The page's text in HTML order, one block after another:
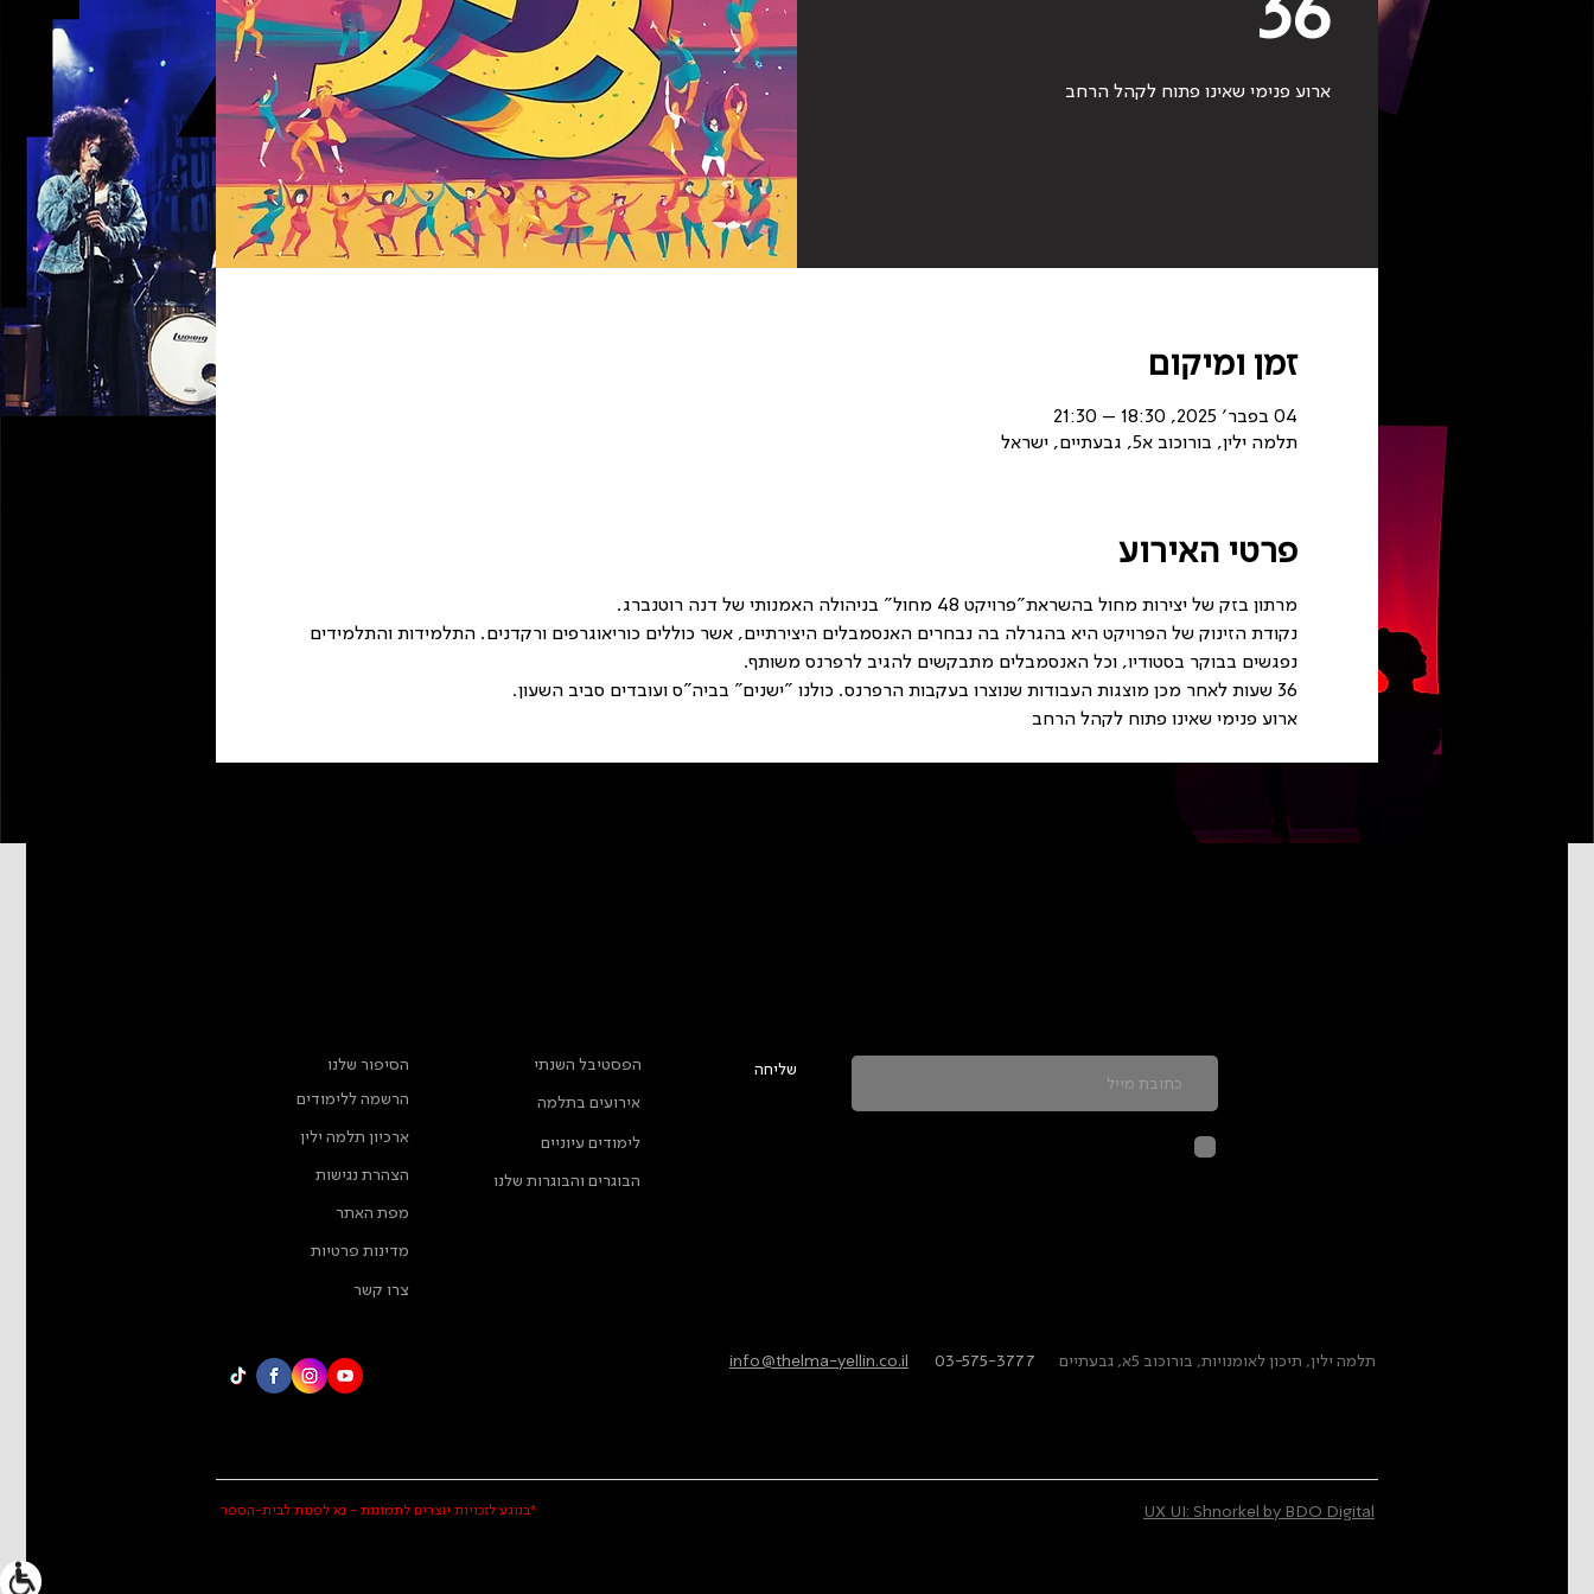
ארוע פנימי שאינו פתוח לקהל הרחב
זמן ומיקום
04 בפבר׳ 2025, 18:30 – 21:30
תלמה ילין, בורוכוב א5, גבעתיים, ישראל
פרטי האירוע
מרתון בזק של יצירות מחול בהשראת"פרויקט 48 מחול" בניהולה האמנותי של דנה רוטנברג.
נקודת הזינוק של הפרויקט היא בהגרלה בה נבחרים האנסמבלים היצירתיים, אשר כוללים כוריאוגרפים ורקדנים. התלמידות והתלמידים
נפגשים בבוקר בסטודיו, וכל האנסמבלים מתבקשים להגיב לרפרנס משותף.
36 שעות לאחר מכן מוצגות העבודות שנוצרו בעקבות הרפרנס. כולנו "ישנים" בביה"ס ועובדים סביב השעון.
ארוע פנימי שאינו פתוח לקהל הרחב
הסיפור שלנו
הרשמה ללימודים
ארכיון תלמה ילין
הצהרת נגישות
מפת האתר
הפסטיבל השנתי
אירועים בתלמה
לימודים עיוניים
הבוגרים והבוגרות שלנו
מדינות פרטיות
צרו קשר
שליחה
תלמה ילין, תיכון לאומנויות, בורוכוב 5א, גבעתיים info@thelma-yellin.co.il
*בנוגע לזכויות יוצרים לתמונות - נא לפנות לבית-הספר UX UI: Shnorkel by BDO Digital